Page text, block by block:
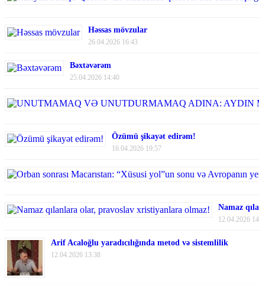
Həssas mövzular
26.04.2026 16:43
Bəxtəvərəm
25.04.2026 14:40
Özümü şikayət edirəm!
16.04.2026 19:57
Namaz
12.04.2026
Arif Acaloğlu yaradıcılığında metod və sistemlilik
12.04.2026 13:38